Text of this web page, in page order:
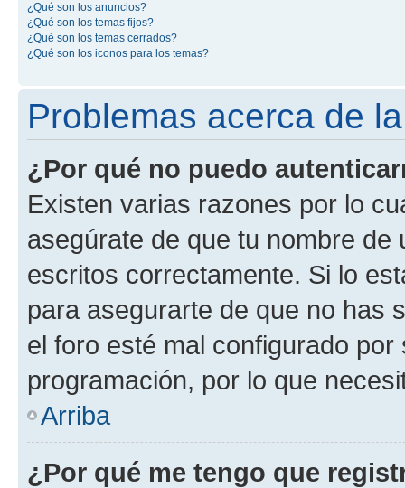
¿Qué son los anuncios?
¿Qué son los temas fijos?
¿Qué son los temas cerrados?
¿Qué son los iconos para los temas?
Problemas acerca de
¿Por qué no puedo
Existen varias razones por lo
asegúrate de que tu nombre
escritos correctamente. Si lo
para asegurarte de que no has
el foro esté mal configurado
programación, por lo que
Arriba
¿Por qué me tengo que